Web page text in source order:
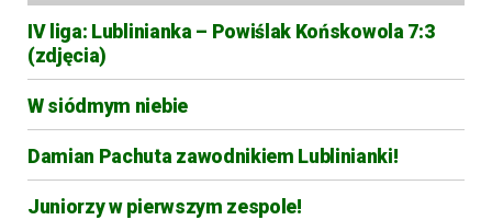
IV liga: Lublinianka – Powiślak Końskowola 7:3
(zdjęcia)
W siódmym niebie
Damian Pachuta zawodnikiem Lublinianki!
Juniorzy w pierwszym zespole!